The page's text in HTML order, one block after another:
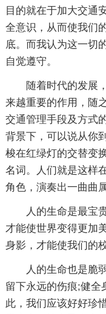
目的就在于加大交通
全意识，从而使我们
底。而我认为这一切
自觉遵守。
随着时代的发展
来越重要的作用，随
交通管理手段及方式
背景下，可以说从你
梭在红绿灯的交替变
名词。人们就是这样
角色，演奏出一曲曲
人的生命是最宝
才能使世界变得更加
身影，才能使我们的
人的生命也是脆
留下永远的伤痕;健全
此，我们应该好好珍